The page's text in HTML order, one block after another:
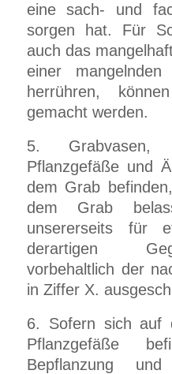
eine sach- und
sorgen hat. Für
auch das
einer
herrühren,
gemacht werden.
5. Grabvasen,
Pflanzgefäße und
dem Grab
dem Grab
unsererseits für
derartigen
vorbehaltlich der
in Ziffer X.
6. Sofern sich auf
Pflanzgefäße
Bepflanzung